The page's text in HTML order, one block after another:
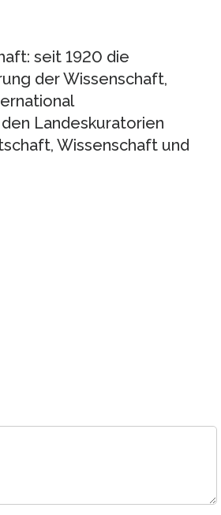
seit 1920 die
der Wissenschaft,
Landeskuratorien
Wissenschaft und